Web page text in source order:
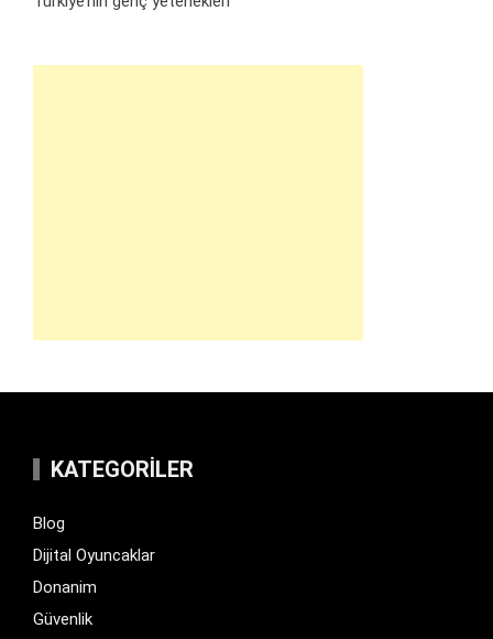
KATEGORILER
Blog
Dijital Oyuncaklar
Donanim
Güvenlik